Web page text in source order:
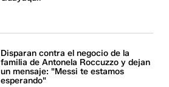
Disparan contra el negocio de la
familia de Antonela Roccuzzo y dejan
un mensaje: "Messi te estamos
esperando"